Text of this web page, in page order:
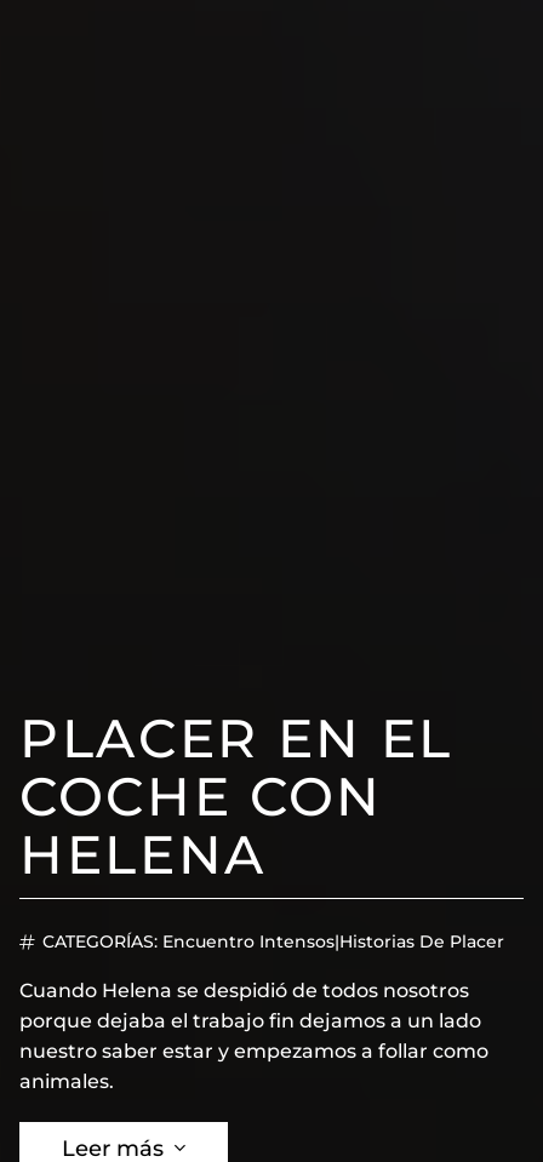
PLACER EN EL
COCHE CON
HELENA
CATEGORÍAS: Encuentro Intensos|Historias De Placer
Cuando Helena se despidió de todos nosotros
porque dejaba el trabajo fin dejamos a un lado
nuestro saber estar y empezamos a follar como
animales.
Leer más